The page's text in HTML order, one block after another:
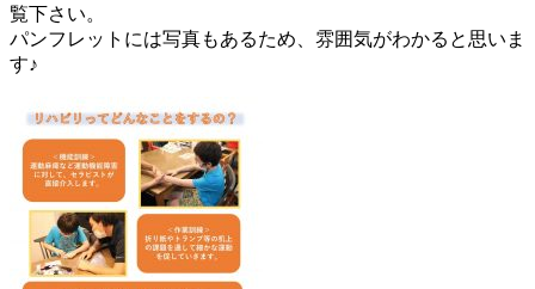
覧下さい。
パンフレットには写真もあるため、雰囲気がわかると思いま
す♪